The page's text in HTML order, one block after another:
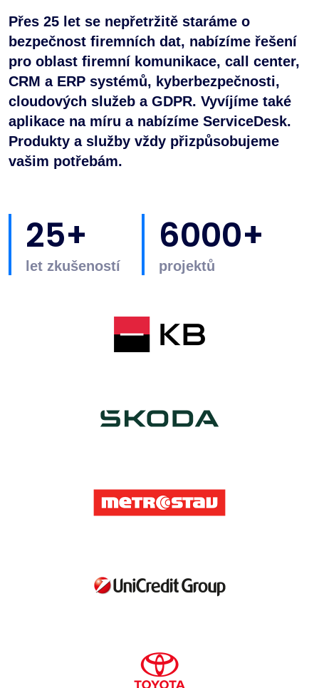
Přes 25 let se nepřetržitě staráme o
bezpečnost firemních dat, nabízíme řešení
pro oblast firemní komunikace, call center,
CRM a ERP systémů, kyberbezpečnosti,
cloudových služeb a GDPR. Vyvíjíme také
aplikace na míru a nabízíme ServiceDesk.
Produkty a služby vždy přizpůsobujeme
vašim potřebám.
25+
let zkušeností
6000+
projektů